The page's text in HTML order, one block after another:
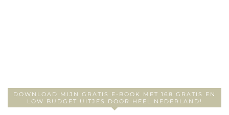
DOWNLOAD MIJN GRATIS E-BOOK MET 168 GRATIS EN
LOW BUDGET UITJES DOOR HEEL NEDERLAND!